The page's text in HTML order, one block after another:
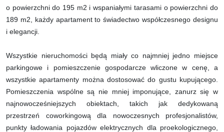
o powierzchni do 195 m2 i wspaniałymi tarasami o powierzchni do
189 m2, każdy apartament to świadectwo współczesnego designu
i elegancji.
Wszystkie nieruchomości będą miały co najmniej jedno miejsce
parkingowe i pomieszczenie gospodarcze wliczone w cenę, a
wszystkie apartamenty można dostosować do gustu kupującego.
Pomieszczenia wspólne są nie mniej imponujące, zanurz się w
najnowocześniejszych obiektach, takich jak dedykowaną
przestrzeń coworkingową dla nowoczesnych profesjonalistów,
punkty ładowania pojazdów elektrycznych dla proekologicznego,